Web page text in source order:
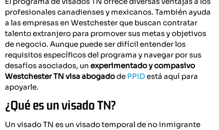
profesionales canadienses y mexicanos. También ayuda
a las empresas en Westchester que buscan contratar
talento extranjero para promover sus metas y objetivos
de negocio. Aunque puede ser difícil entender los
requisitos específicos del programa y navegar por sus
desafíos asociados, un experimentado y compasivo
Westchester TN visa abogadode PPIDestá aquí para
apoyarle.
¿Qué es un visado TN?
Un visado TN es un visado temporal de no inmigrante